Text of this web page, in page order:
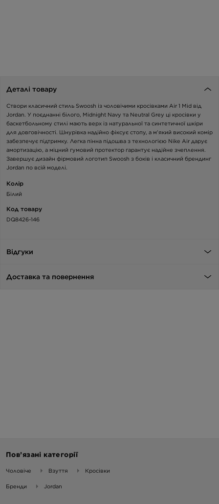
Деталі товару
Створи класичний стиль Swoosh із чоловічими кросівками Air 1 Mid від
Jordan. У поєднанні білого, Midnight Navy та Neutral Grey ці кросівки у
баскетбольному стилі мають верх із натуральної та синтетичної шкіри
для довговічності. Шнурівка надійно фіксує стопу, а м’який високий комір
забезпечує підтримку. Легка пінна підошва з технологією Nike Air дарує
амортизацію, а міцний гумовий протектор гарантує надійне зчеплення.
Завершує дизайн фірмовий логотип Swoosh з боків і класичний брендинг
Jordan по всій моделі.
Колір
Білий
Код товару
DQ8426-146
Відгуки
Доставка та повернення
Пов’язані категорії
Чоловіче Взуття Кросівки
Бренди Jordan